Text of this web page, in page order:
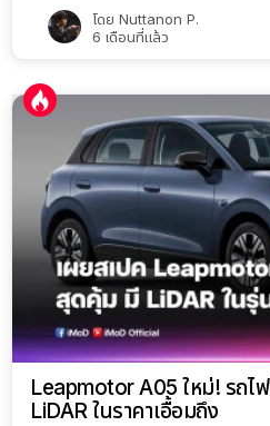
โดย Nuttanon P.
6 เดือนที่แล้ว
Leapmotor A05 ใหม่! รถไ
LiDAR ในราคาเอื้อมถึง